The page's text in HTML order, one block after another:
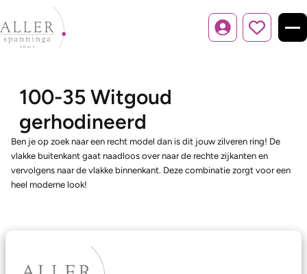
Inloggen
100-35 Witgoud
gerhodineerd
Ben je op zoek naar een recht model dan is dit jouw zilveren ring! De
vlakke buitenkant gaat naadloos over naar de rechte zijkanten en
vervolgens naar de vlakke binnenkant. Deze combinatie zorgt voor een
heel moderne look!